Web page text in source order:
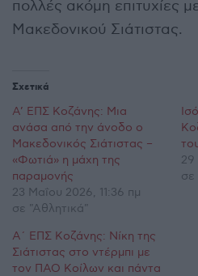
πολλές ακόμη επιτυχίες
Μακεδονικού Σιάτιστας.
Σχετικά
Α’ ΕΠΣ Κοζάνης: Μια
ανάσα από την άνοδο ο
Μακεδονικός Σιάτιστας –
«Φωτιά» η μάχη της
παραμονής
23 Μαΐου 2026, 11:36 πμ
σε "Αθλητικά"
29
σε
Α΄ ΕΠΣ Κοζάνης: Νίκη της
Σιάτιστας στο ντέρμπι με
τον ΠΑΟ Κοίλων και πάντα